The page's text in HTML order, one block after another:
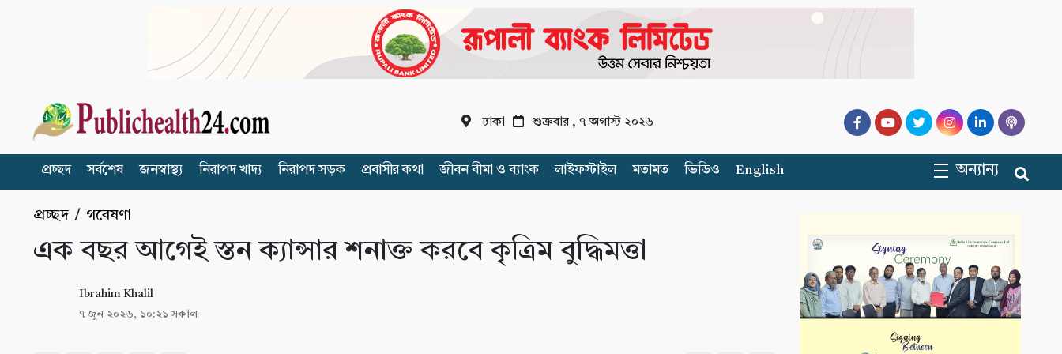
ঢাকা শুক্রবার , ৭ অগাস্ট ২০২৬
প্রচ্ছদ সর্বশেষ জনস্বাস্থ্য নিরাপদ খাদ্য নিরাপদ সড়ক প্রবাসীর কথা জীবন বীমা ও ব্যাংক লাইফস্টাইল মতামত ভিডিও English অন্যান্য
প্রচ্ছদ / গবেষণা
এক বছর আগেই স্তন ক্যান্সার শনাক্ত করবে কৃত্রিম বুদ্ধিমত্তা
Ibrahim Khalil
৭ জুন ২০২৬, ১০:২১ সকাল